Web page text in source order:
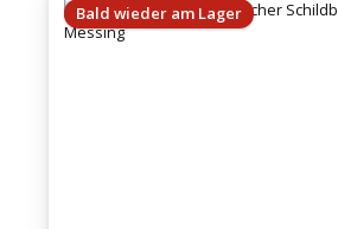
Bald wieder am Lager